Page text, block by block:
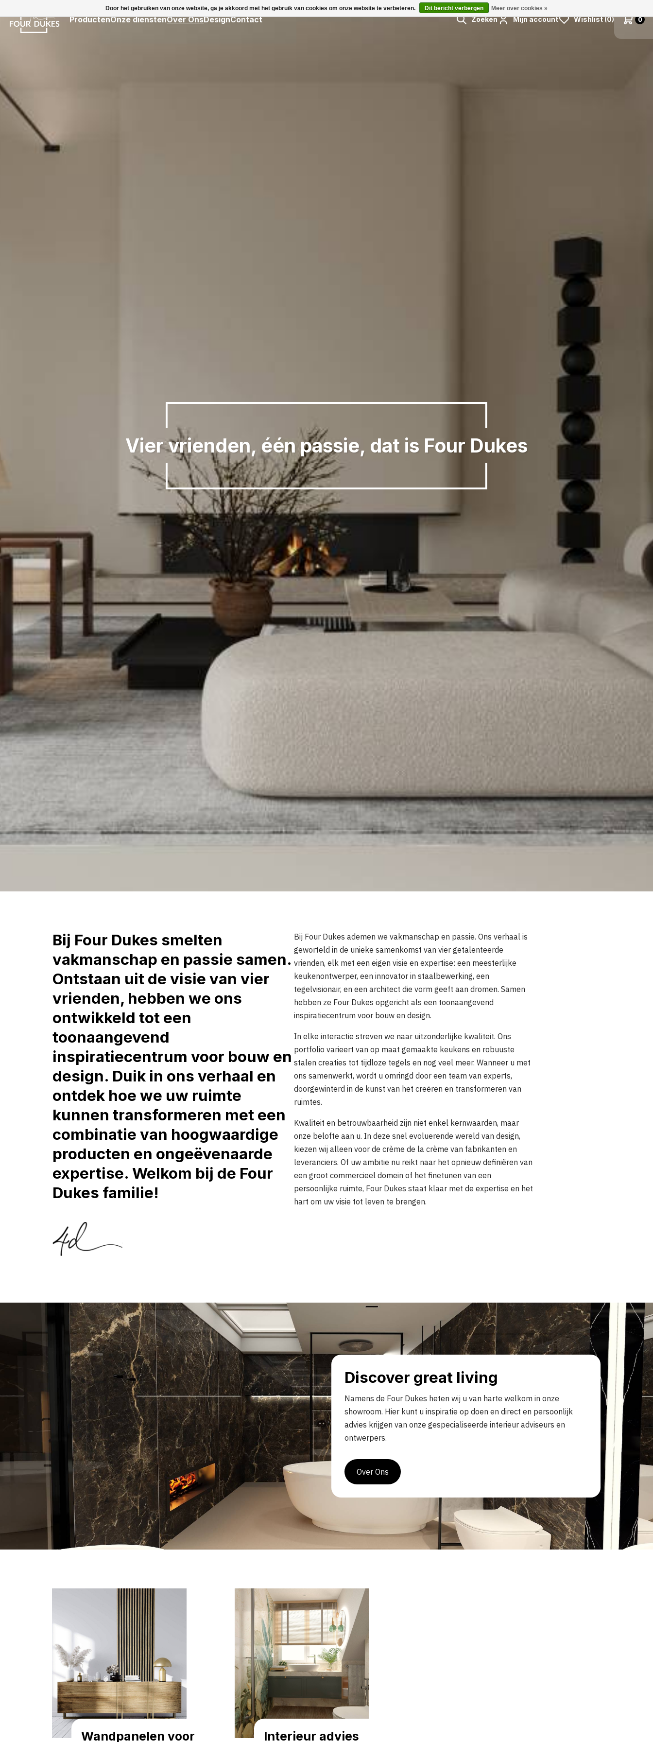
ProductenOnze dienstenOver OnsDesignContact Zoeken Mijn account Wishlist (0) 0
Vier vrienden, één passie, dat is Four Dukes
Bij Four Dukes smelten
vakmanschap en passie samen.
Ontstaan uit de visie van vier
vrienden, hebben we ons
ontwikkeld tot een
toonaangevend
inspiratiecentrum voor bouw en
design. Duik in ons verhaal en
ontdek hoe we uw ruimte
kunnen transformeren met een
combinatie van hoogwaardige
producten en ongeëvenaarde
expertise. Welkom bij de Four
Dukes familie!
Bij Four Dukes ademen we vakmanschap en passie. Ons verhaal is
geworteld in de unieke samenkomst van vier getalenteerde
vrienden, elk met een eigen visie en expertise: een meesterlijke
keukenontwerper, een innovator in staalbewerking, een
tegelvisionair, en een architect die vorm geeft aan dromen. Samen
hebben ze Four Dukes opgericht als een toonaangevend
inspiratiecentrum voor bouw en design.
In elke interactie streven we naar uitzonderlijke kwaliteit. Ons
portfolio varieert van op maat gemaakte keukens en robuuste
stalen creaties tot tijdloze tegels en nog veel meer. Wanneer u met
ons samenwerkt, wordt u omringd door een team van experts,
doorgewinterd in de kunst van het creëren en transformeren van
ruimtes.
Kwaliteit en betrouwbaarheid zijn niet enkel kernwaarden, maar
onze belofte aan u. In deze snel evoluerende wereld van design,
kiezen wij alleen voor de crème de la crème van fabrikanten en
leveranciers. Of uw ambitie nu reikt naar het opnieuw definiëren van
een groot commercieel domein of het finetunen van een
persoonlijke ruimte, Four Dukes staat klaar met de expertise en het
hart om uw visie tot leven te brengen.
Discover great living
Namens de Four Dukes heten wij u van harte welkom in onze
showroom. Hier kunt u inspiratie op doen en direct en persoonlijk
advies krijgen van onze gespecialiseerde interieur adviseurs en
ontwerpers.
Over Ons
Wandpanelen voor Interieur advies
Door het gebruiken van onze website, ga je akkoord met het gebruik van cookies om onze website te verbeteren. Dit bericht verbergen Meer over cookies »